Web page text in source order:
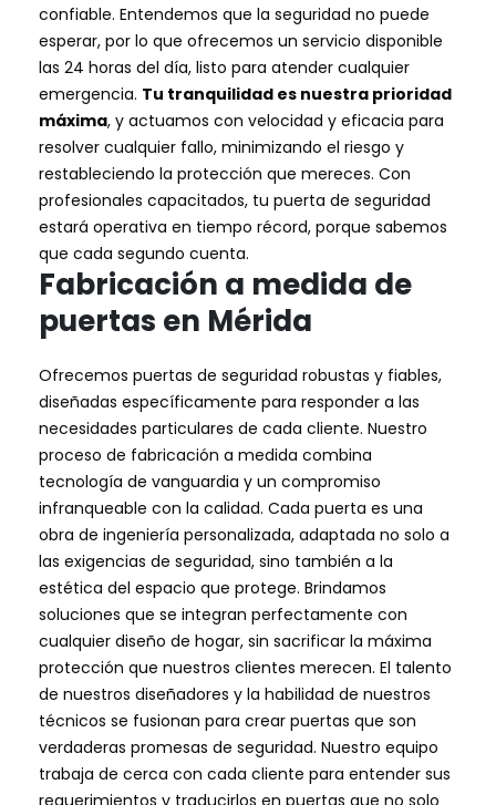
confiable. Entendemos que la seguridad no puede
esperar, por lo que ofrecemos un servicio disponible
las 24 horas del día, listo para atender cualquier
emergencia. Tu tranquilidad es nuestra prioridad
máxima, y actuamos con velocidad y eficacia para
resolver cualquier fallo, minimizando el riesgo y
restableciendo la protección que mereces. Con
profesionales capacitados, tu puerta de seguridad
estará operativa en tiempo récord, porque sabemos
que cada segundo cuenta.
Fabricación a medida de
puertas en Mérida
Ofrecemos puertas de seguridad robustas y fiables,
diseñadas específicamente para responder a las
necesidades particulares de cada cliente. Nuestro
proceso de fabricación a medida combina
tecnología de vanguardia y un compromiso
infranqueable con la calidad. Cada puerta es una
obra de ingeniería personalizada, adaptada no solo a
las exigencias de seguridad, sino también a la
estética del espacio que protege. Brindamos
soluciones que se integran perfectamente con
cualquier diseño de hogar, sin sacrificar la máxima
protección que nuestros clientes merecen. El talento
de nuestros diseñadores y la habilidad de nuestros
técnicos se fusionan para crear puertas que son
verdaderas promesas de seguridad. Nuestro equipo
trabaja de cerca con cada cliente para entender sus
requerimientos y traducirlos en puertas que no solo